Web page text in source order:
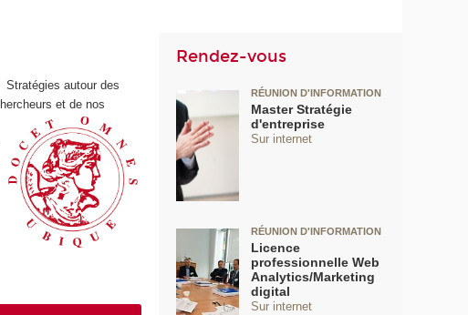
Stratégies autour des
et de nos
Rendez-vous
RÉUNION D'INFORMATION
Master Stratégie
d'entreprise
Sur internet
RÉUNION D'INFORMATION
Licence
professionnelle Web
Analytics/Marketing
digital
Sur internet